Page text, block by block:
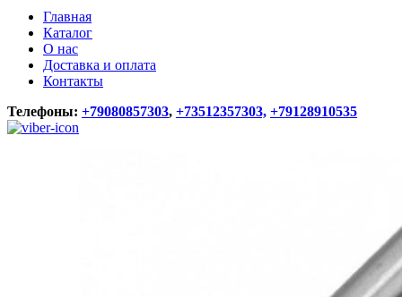
Главная
Каталог
О нас
Доставка и оплата
Контакты
Телефоны: +79080857303, +73512357303, +79128910535